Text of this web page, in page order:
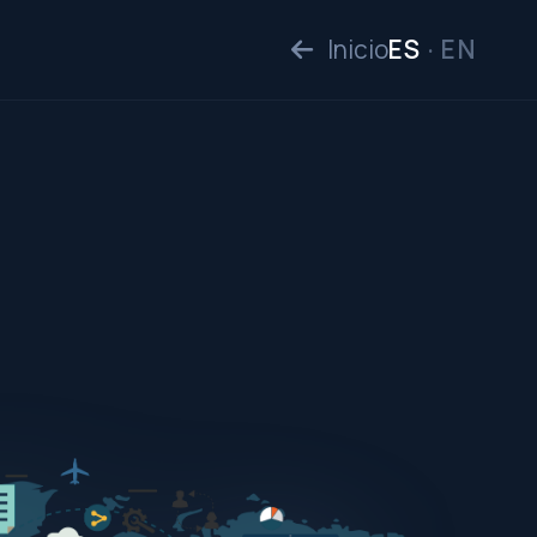
InicioES · EN